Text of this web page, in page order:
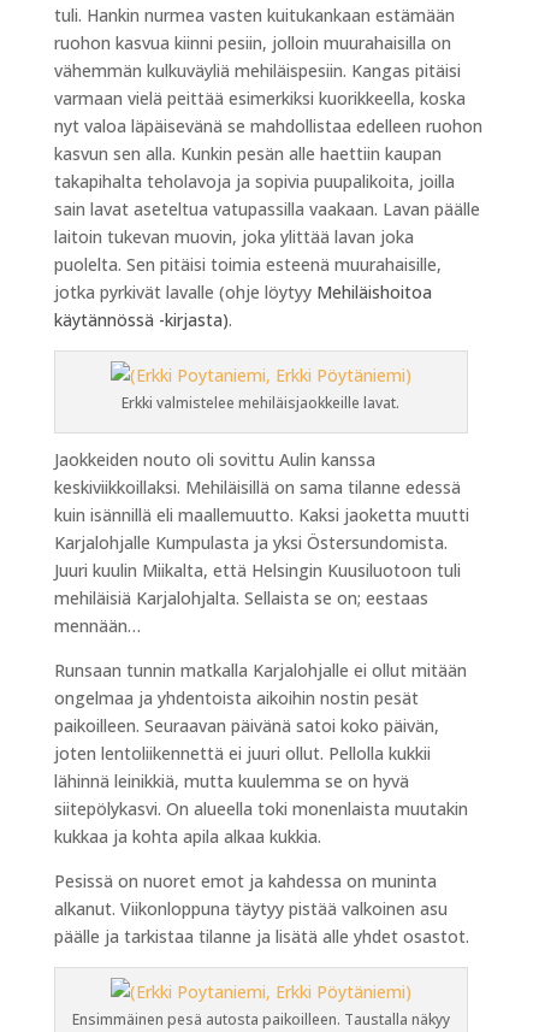
tuli. Hankin nurmea vasten kuitukankaan estämään
ruohon kasvua kiinni pesiin, jolloin muurahaisilla on
vähemmän kulkuväyliä mehiläispesiin. Kangas pitäisi
varmaan vielä peittää esimerkiksi kuorikkeella, koska
nyt valoa läpäisevänä se mahdollistaa edelleen ruohon
kasvun sen alla. Kunkin pesän alle haettiin kaupan
takapihalta teholavoja ja sopivia puupalikoita, joilla
sain lavat aseteltua vatupassilla vaakaan. Lavan päälle
laitoin tukevan muovin, joka ylittää lavan joka
puolelta. Sen pitäisi toimia esteenä muurahaisille,
jotka pyrkivät lavalle (ohje löytyy Mehiläishoitoa
käytännössä -kirjasta).
Erkki valmistelee mehiläisjaokkeille lavat.
Jaokkeiden nouto oli sovittu Aulin kanssa
keskiviikkoillaksi. Mehiläisillä on sama tilanne edessä
kuin isännillä eli maallemuutto. Kaksi jaoketta muutti
Karjalohjalle Kumpulasta ja yksi Östersundomista.
Juuri kuulin Miikalta, että Helsingin Kuusiluotoon tuli
mehiläisiä Karjalohjalta. Sellaista se on; eestaas
mennään…
Runsaan tunnin matkalla Karjalohjalle ei ollut mitään
ongelmaa ja yhdentoista aikoihin nostin pesät
paikoilleen. Seuraavan päivänä satoi koko päivän,
joten lentoliikennettä ei juuri ollut. Pellolla kukkii
lähinnä leinikkiä, mutta kuulemma se on hyvä
siitepölykasvi. On alueella toki monenlaista muutakin
kukkaa ja kohta apila alkaa kukkia.
Pesissä on nuoret emot ja kahdessa on muninta
alkanut. Viikonloppuna täytyy pistää valkoinen asu
päälle ja tarkistaa tilanne ja lisätä alle yhdet osastot.
Ensimmäinen pesä autosta paikoilleen. Taustalla näkyy